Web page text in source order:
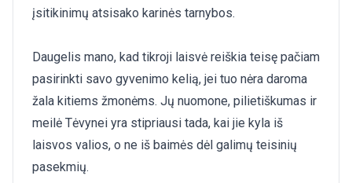
įsitikinimų atsisako karinės tarnybos.
Daugelis mano, kad tikroji laisvė reiškia teisę pačiam
pasirinkti savo gyvenimo kelią, jei tuo nėra daroma
žala kitiems žmonėms. Jų nuomone, pilietiškumas ir
meilė Tėvynei yra stipriausi tada, kai jie kyla iš
laisvos valios, o ne iš baimės dėl galimų teisinių
pasekmių.